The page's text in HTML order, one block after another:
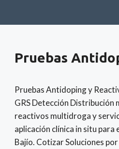
Pruebas
Pruebas Antidoping y
GRS Detección Distribución
reactivos multidroga y
aplicación clínica in situ
Bajío. Cotizar Soluciones